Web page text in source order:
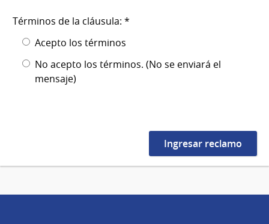
Términos de la cláusula: *
Acepto los términos
No acepto los términos. (No se enviará el
mensaje)